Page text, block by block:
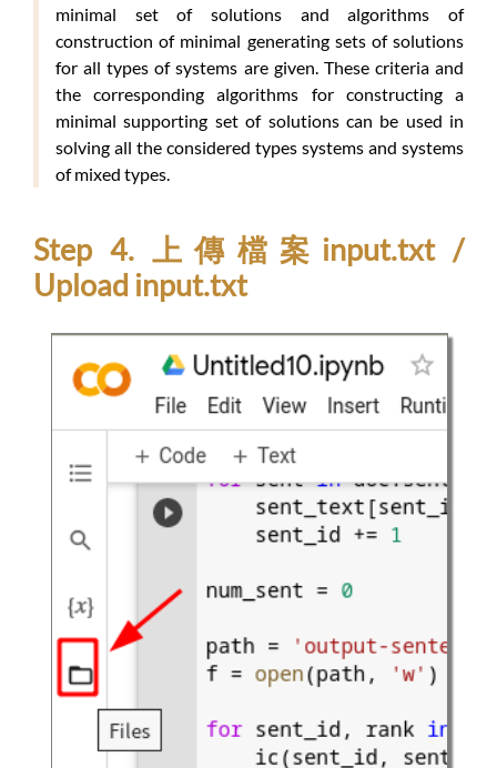
minimal set of solutions and algorithms of
construction of minimal generating sets of solutions
for all types of systems are given. These criteria and
the corresponding algorithms for constructing a
minimal supporting set of solutions can be used in
solving all the considered types systems and systems
of mixed types.
Step 4. 上傳檔案input.txt /
Upload input.txt